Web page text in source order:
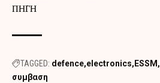
ΠΗΓΗ
TAGGED: defence electronics ESSM
συμβαση